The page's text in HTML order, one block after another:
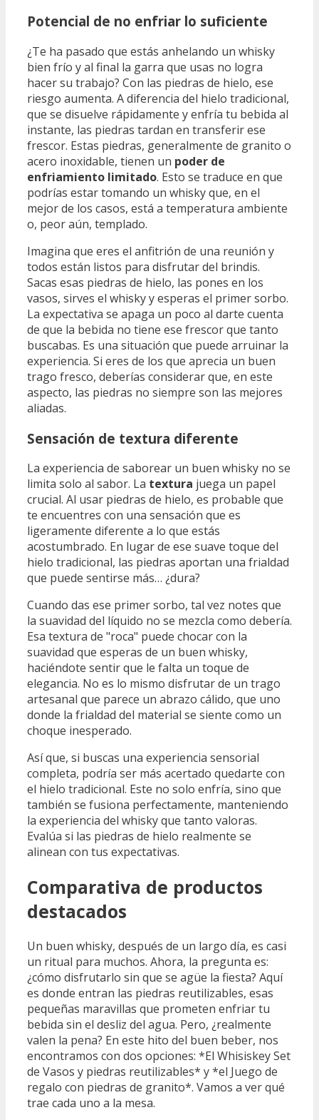
Potencial de no enfriar lo suficiente
¿Te ha pasado que estás anhelando un whisky
bien frío y al final la garra que usas no logra
hacer su trabajo? Con las piedras de hielo, ese
riesgo aumenta. A diferencia del hielo tradicional,
que se disuelve rápidamente y enfría tu bebida al
instante, las piedras tardan en transferir ese
frescor. Estas piedras, generalmente de granito o
acero inoxidable, tienen un poder de
enfriamiento limitado. Esto se traduce en que
podrías estar tomando un whisky que, en el
mejor de los casos, está a temperatura ambiente
o, peor aún, templado.
Imagina que eres el anfitrión de una reunión y
todos están listos para disfrutar del brindis.
Sacas esas piedras de hielo, las pones en los
vasos, sirves el whisky y esperas el primer sorbo.
La expectativa se apaga un poco al darte cuenta
de que la bebida no tiene ese frescor que tanto
buscabas. Es una situación que puede arruinar la
experiencia. Si eres de los que aprecia un buen
trago fresco, deberías considerar que, en este
aspecto, las piedras no siempre son las mejores
aliadas.
Sensación de textura diferente
La experiencia de saborear un buen whisky no se
limita solo al sabor. La textura juega un papel
crucial. Al usar piedras de hielo, es probable que
te encuentres con una sensación que es
ligeramente diferente a lo que estás
acostumbrado. En lugar de ese suave toque del
hielo tradicional, las piedras aportan una frialdad
que puede sentirse más… ¿dura?
Cuando das ese primer sorbo, tal vez notes que
la suavidad del líquido no se mezcla como debería.
Esa textura de "roca" puede chocar con la
suavidad que esperas de un buen whisky,
haciéndote sentir que le falta un toque de
elegancia. No es lo mismo disfrutar de un trago
artesanal que parece un abrazo cálido, que uno
donde la frialdad del material se siente como un
choque inesperado.
Así que, si buscas una experiencia sensorial
completa, podría ser más acertado quedarte con
el hielo tradicional. Este no solo enfría, sino que
también se fusiona perfectamente, manteniendo
la experiencia del whisky que tanto valoras.
Evalúa si las piedras de hielo realmente se
alinean con tus expectativas.
Comparativa de productos
destacados
Un buen whisky, después de un largo día, es casi
un ritual para muchos. Ahora, la pregunta es:
¿cómo disfrutarlo sin que se agüe la fiesta? Aquí
es donde entran las piedras reutilizables, esas
pequeñas maravillas que prometen enfriar tu
bebida sin el desliz del agua. Pero, ¿realmente
valen la pena? En este hito del buen beber, nos
encontramos con dos opciones: *El Whisiskey Set
de Vasos y piedras reutilizables* y *el Juego de
regalo con piedras de granito*. Vamos a ver qué
trae cada uno a la mesa.